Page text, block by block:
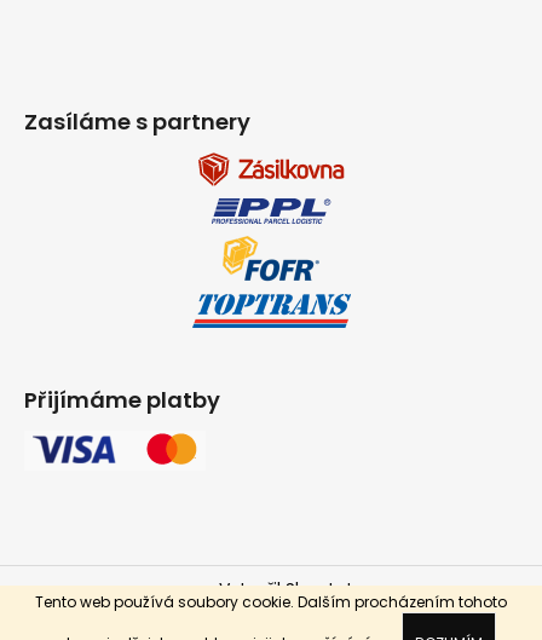
Tento web používá soubory cookie. Dalším procházením tohoto
Zasíláme s partnery
Přijímáme platby
Vytvořil Shoptet